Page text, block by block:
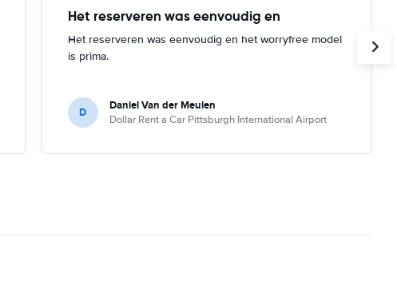
Het reserveren was eenvoudig en
Het reserveren was eenvoudig en het worryfree model
is prima.
D Daniel Van der Meulen
Dollar Rent a Car Pittsburgh International Airport